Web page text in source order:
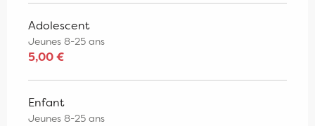
Adolescent
Jeunes 8-25 ans
5,00 €
Enfant
Jeunes 8-25 ans